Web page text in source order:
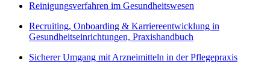
Reinigungsverfahren im Gesundheitswesen
Recruiting, Onboarding & Karriereentwicklung in
Gesundheitseinrichtungen, Praxishandbuch
Sicherer Umgang mit Arzneimitteln in der Pflegepraxis